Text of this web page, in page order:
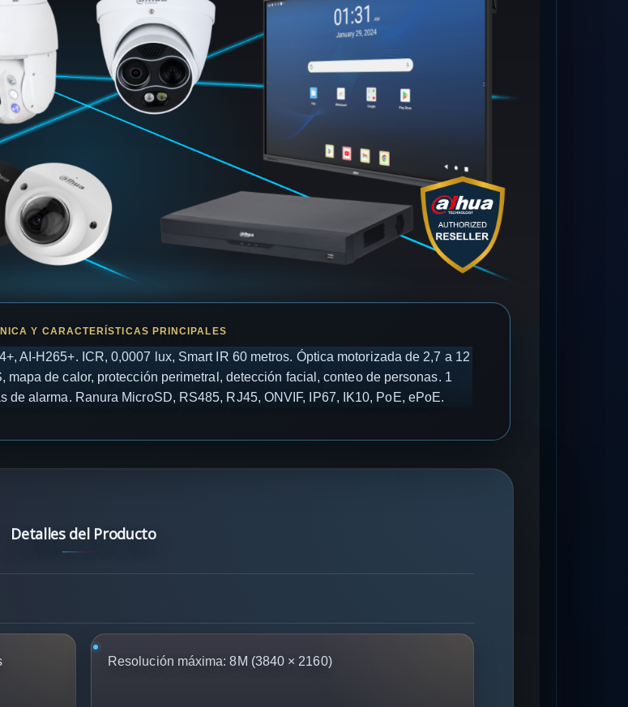
AI-H265+. ICR, 0,0007 lux, Smart IR 60 metros. Óptica motorizada de 2,7 a 12
de calor, protección perimetral, detección facial, conteo de personas. 1
de alarma. Ranura MicroSD, RS485, RJ45, ONVIF, IP67, IK10, PoE, ePoE.
Detalles del Producto
Resolución máxima: 8M (3840 × 2160)